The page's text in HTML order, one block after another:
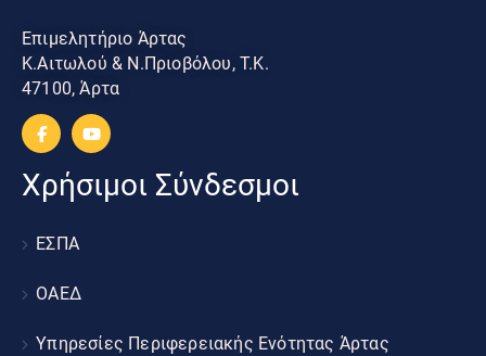
Επιμελητήριο Άρτας
Κ.Αιτωλού & Ν.Πριοβόλου, Τ.Κ.
47100, Άρτα
Χρήσιμοι Σύνδεσμοι
ΕΣΠΑ
ΟΑΕΔ
Υπηρεσίες Περιφερειακής Ενότητας Άρτας